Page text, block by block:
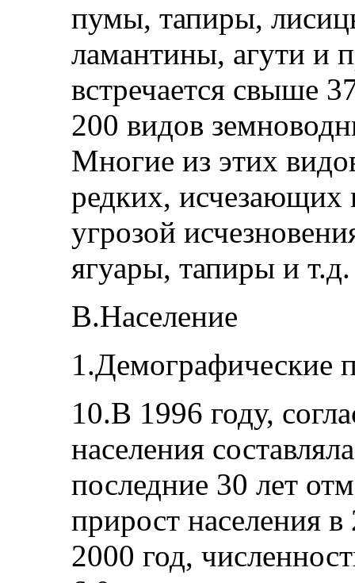
пумы, тапиры,
ламантины, агути и
встречается свыше
200 видов
Многие из этих
редких, исчезающих
угрозой
ягуары, тапиры и т.д.
B.Население
1.Демографические
10.В 1996 году,
населения
последние 30 лет
прирост населения
2000 год,